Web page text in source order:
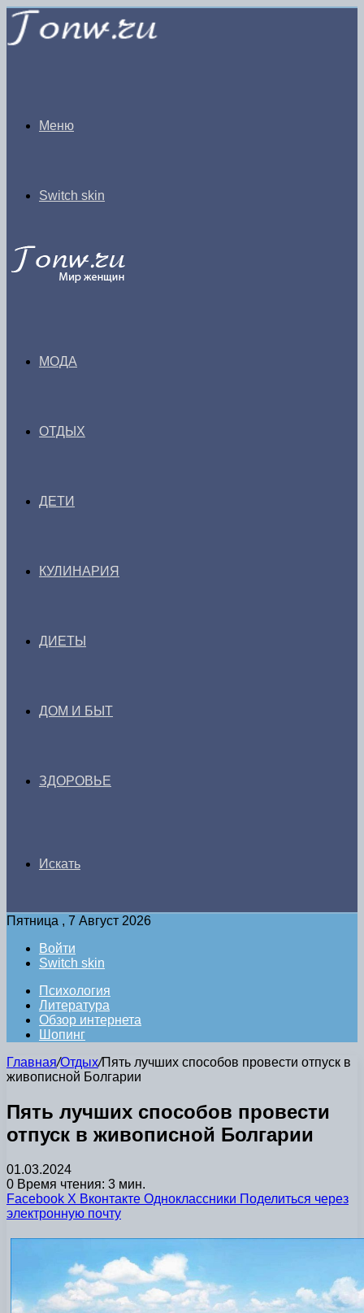
Меню
Switch skin
МОДА
ОТДЫХ
ДЕТИ
КУЛИНАРИЯ
ДИЕТЫ
ДОМ И БЫТ
ЗДОРОВЬЕ
Искать
Пятница , 7 Август 2026
Войти
Switch skin
Психология
Литература
Обзор интернета
Шопинг
Главная/Отдых/Пять лучших способов провести отпуск в
живописной Болгарии
Пять лучших способов провести
отпуск в живописной Болгарии
01.03.2024
0 Время чтения: 3 мин.
Facebook X Вконтакте Одноклассники Поделиться через
электронную почту